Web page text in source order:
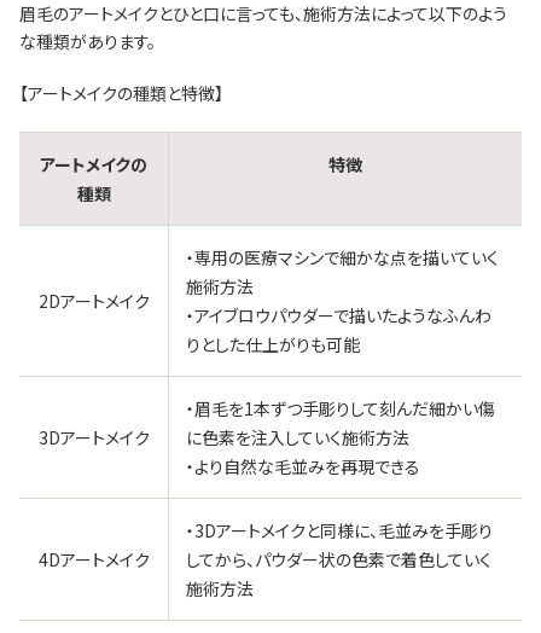
眉毛のアートメイクとひと口に言っても、施術方法によって以下のよう
な種類があります。
【アートメイクの種類と特徴】
アートメイクの
種類
特徴
2Dアートメイク
・専用の医療マシンで細かな点を描いていく
施術方法
・アイブロウパウダーで描いたようなふんわ
りとした仕上がりも可能
3Dアートメイク
・眉毛を1本ずつ手彫りして刻んだ細かい傷
に色素を注入していく施術方法
・より自然な毛並みを再現できる
4Dアートメイク
・3Dアートメイクと同様に、毛並みを手彫り
してから、パウダー状の色素で着色していく
施術方法